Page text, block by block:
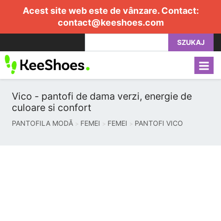
Acest site web este de vânzare. Contact:
contact@keeshoes.com
SZUKAJ
Vico - pantofi de dama verzi, energie de
culoare si confort
PANTOFILA MODĂ FEMEI FEMEI PANTOFI VICO